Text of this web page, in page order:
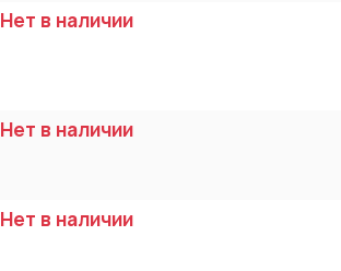
Нет в наличии
Нет в наличии
Нет в наличии